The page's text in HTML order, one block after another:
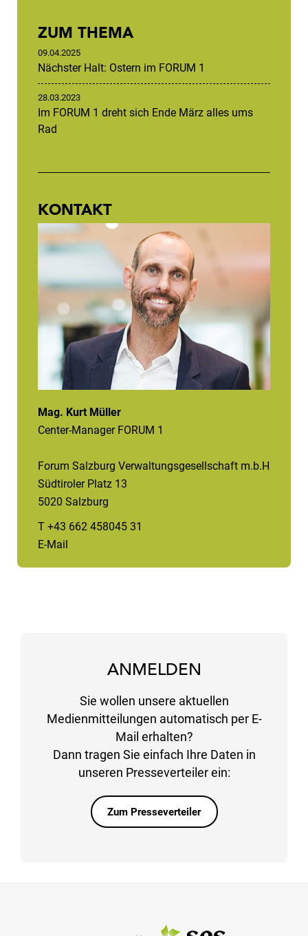
ZUM THEMA
09.04.2025
Nächster Halt: Ostern im FORUM 1
28.03.2023
Im FORUM 1 dreht sich Ende März alles ums
Rad
KONTAKT
Mag. Kurt Müller
Center-Manager FORUM 1
Forum Salzburg Verwaltungsgesellschaft m.b.H
Südtiroler Platz 13
5020 Salzburg
T +43 662 458045 31
E-Mail
ANMELDEN
Sie wollen unsere aktuellen
Medienmitteilungen automatisch per E-
Mail erhalten?
Dann tragen Sie einfach Ihre Daten in
unseren Presseverteiler ein:
Zum Presseverteiler